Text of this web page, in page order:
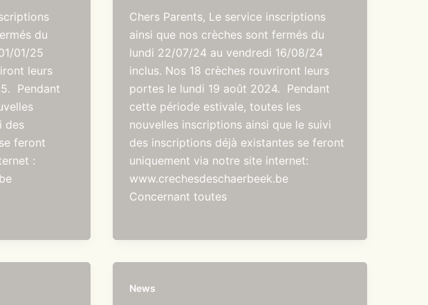
du
01/25
leurs
Pendant
des
feront
:
Chers Parents, Le service inscriptions
ainsi que nos crèches sont fermés du
lundi 22/07/24 au vendredi 16/08/24
inclus. Nos 18 crèches rouvriront leurs
portes le lundi 19 août 2024. Pendant
cette période estivale, toutes les
nouvelles inscriptions ainsi que le suivi
des inscriptions déjà existantes se feront
uniquement via notre site internet:
www.crechesdeschaerbeek.be
Concernant toutes
News